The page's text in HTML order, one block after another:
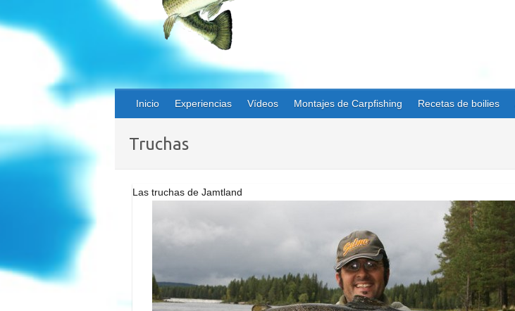
Inicio Experiencias Vídeos Montajes de Carpfishing Recetas de boilies
Truchas
Las truchas de Jamtland